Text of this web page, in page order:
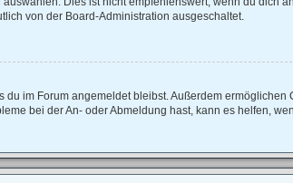
von der Board-Administration ausgeschaltet.
im Forum angemeldet bleibst. Außerdem
bei der An- oder Abmeldung hast, kann es helfen,